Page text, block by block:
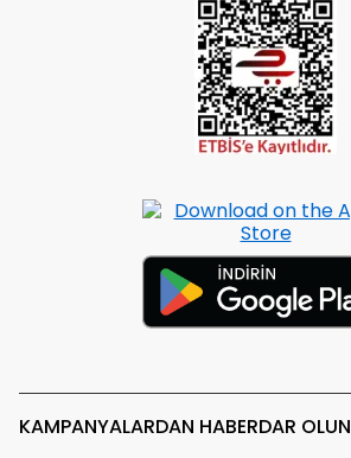
KAMPANYALARDAN HABERDAR OLUN